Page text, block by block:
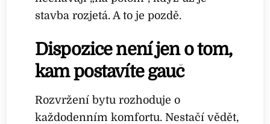
stavba rozjetá. A to je pozdě.
Dispozice není jen o tom,
kam postavíte gauč
Rozvržení bytu rozhoduje o
každodenním komfortu. Nestačí vědět,